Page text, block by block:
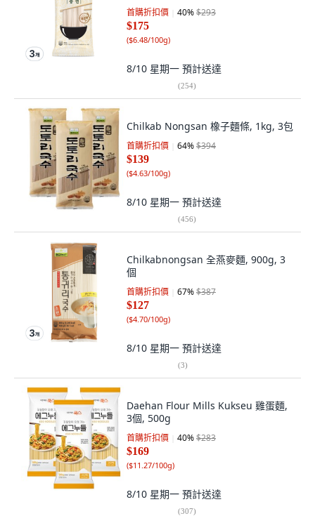
首購折扣價 40%$293
$175
($6.48/100g)
8/10 星期一 預計送達
(254)
Chilkab Nongsan 橡子麵條, 1kg, 3包
首購折扣價 64%$394
$139
($4.63/100g)
8/10 星期一 預計送達
(456)
Chilkabnongsan 全燕麥麵, 900g, 3
個
首購折扣價 67%$387
$127
($4.70/100g)
8/10 星期一 預計送達
(3)
Daehan Flour Mills Kukseu 雞蛋麵,
3個, 500g
首購折扣價 40%$283
$169
($11.27/100g)
8/10 星期一 預計送達
(307)